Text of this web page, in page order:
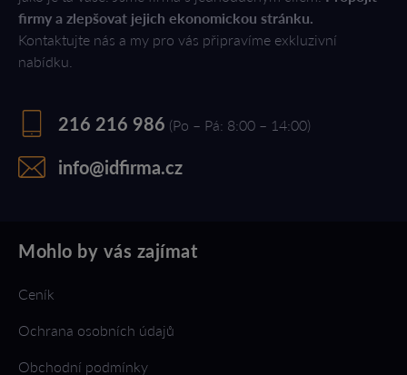
firmy a zlepšovat jejich ekonomickou stránku.
Kontaktujte nás a my pro vás připravíme exkluzivní
nabídku.
216 216 986 (Po – Pá: 8:00 – 14:00)
info@idfirma.cz
Mohlo by vás zajímat
Ceník
Ochrana osobních údajů
Obchodní podmínky